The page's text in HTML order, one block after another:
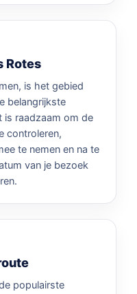
Rotes
is het gebied
belangrijkste
is raadzaam om de
controleren,
te nemen en na te
van je bezoek
populairste